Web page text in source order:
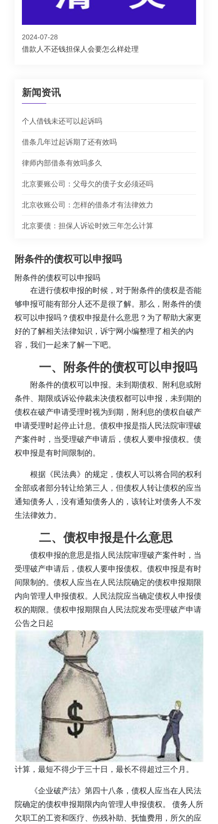
2024-07-28
借款人不还钱担保人会要怎么样处理
新闻资讯
个人借钱未还可以起诉吗
借条几年过起诉期了还有效吗
律师内部借条有效吗多久
北京要账公司：父母欠的债子女必须还吗
北京收账公司：怎样的借条才有法律效力
北京要债：担保人诉讼时效三年怎么计算
附条件的债权可以申报吗
附条件的债权可以申报吗
在进行债权申报的时候，对于附条件的债权是否能
够申报可能有部分人还不是很了解。那么，附条件的债
权可以申报吗？债权申报是什么意思？为了帮助大家更
好的了解相关法律知识，诉宁网小编整理了相关的内
容，我们一起来了解一下吧。
一、附条件的债权可以申报吗
附条件的债权可以申报。未到期债权、附利息或附
条件、期限或诉讼仲裁未决债权都可以申报，未到期的
债权在破产申请受理时视为到期，附利息的债权自破产
申请受理时起停止计息。债权申报是指人民法院审理破
产案件时，当受理破产申请后，债权人要申报债权。债
权申报是有时间限制的。
根据《民法典》的规定，债权人可以将合同的权利
全部或者部分转让给第三人，但债权人转让债权的应当
通知债务人，没有通知债务人的，该转让对债务人不发
生法律效力。
二、债权申报是什么意思
债权申报的意思是指人民法院审理破产案件时，当
受理破产申请后，债权人要申报债权。债权申报是有时
间限制的。债权人应当在人民法院确定的债权申报期限
内向管理人申报债权。人民法院应当确定债权人申报债
权的期限。债权申报期限自人民法院发布受理破产申请
公告之日起
计算，最短不得少于三十日，最长不得超过三个月。
《企业破产法》第四十八条，债权人应当在人民法
院确定的债权申报期限内向管理人申报债权。 债务人所
欠职工的工资和医疗、伤残补助、抚恤费用，所欠的应